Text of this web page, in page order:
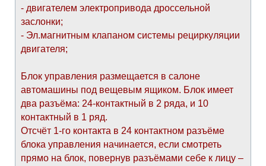
- двигателем электропривода дроссельной
заслонки;
- Эл.магнитным клапаном системы рециркуляции
двигателя;
Блок управления размещается в салоне
автомашины под вещевым ящиком. Блок имеет
два разъёма: 24-контактный в 2 ряда, и 10
контактный в 1 ряд.
Отсчёт 1-го контакта в 24 контактном разъёме
блока управления начинается, если смотреть
прямо на блок, повернув разъёмами себе к лицу –